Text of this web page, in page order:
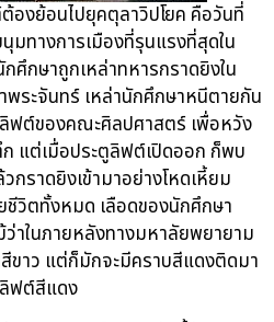
องย้อนไปยุคตุลาวิปโยค คือวันที่
ทางการเมืองที่รุนแรงที่สุดใน
ศึกษาถูกเหล่าทหารกราดยิงใน
ระจันทร์ เหล่านักศึกษาหนีตายกัน
ฟต์ของคณะศิลปศาสตร์ เพื่อหวัง
แต่เมื่อประตูลิฟต์เปิดออก ก็พบ
กราดยิงเข้ามาอย่างโหดเหี้ยม
ชีวิตทั้งหมด เลือดของนักศึกษา
าในภายหลังทางมหาลัยพยายาม
ขาว แต่ก็มักจะมีคราบสีแดงติดมา
ฟต์สีแดง